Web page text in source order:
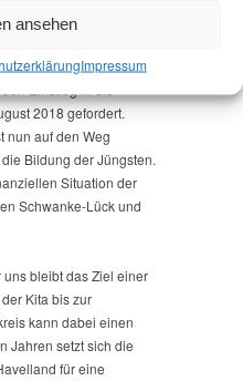
ansehen
Impressum
hinaus ist es ein
Brandenburg auf ihrem
2018 gefordert.
nun auf den Weg
Bildung der Jüngsten.
Situation der
Schwanke-Lück und
uns bleibt das Ziel einer
Kita bis zur
kann dabei einen
Jahren setzt sich die
für eine